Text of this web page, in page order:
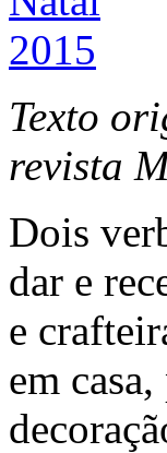
Texto
revista
Dois
dar e
e
em